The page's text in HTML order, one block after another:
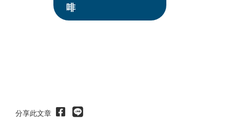
啡
分享此文章